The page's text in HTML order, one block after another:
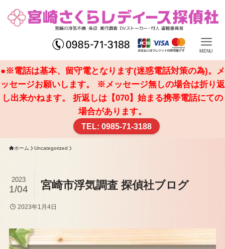
MENU
●※電話は基本、留守電となります(迷惑電話対策の為)。メ
ッセージお願いします。 ※メッセージ無しの場合は折り返
し出来かねます。 折返しは【070】始まる携帯電話にての
場合があります。
TEL: 0985-71-3188
ホーム Uncategorized
宮崎市浮気調査 探偵社ブログ
2023
1/04
2023年1月4日